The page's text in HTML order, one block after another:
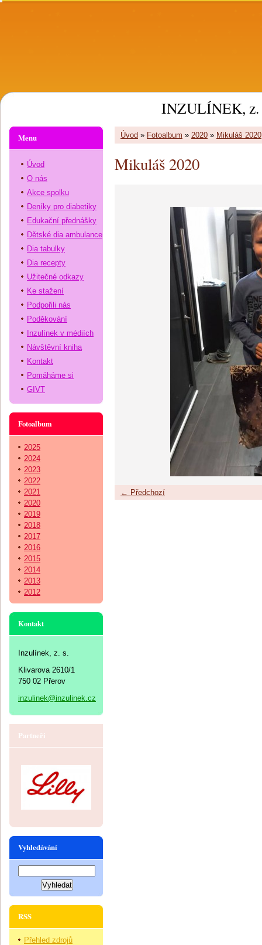
INZULÍNEK, z.
Úvod » Fotoalbum » 2020 » Mikuláš 2020
Mikuláš 2020
← Předchozí
Menu
Úvod
O nás
Akce spolku
Deníky pro diabetiky
Edukační přednášky
Dětské dia ambulance
Dia tabulky
Dia recepty
Užitečné odkazy
Ke stažení
Podpořili nás
Poděkování
Inzulínek v médiích
Návštěvní kniha
Kontakt
Pomáháme si
GIVT
Fotoalbum
2025
2024
2023
2022
2021
2020
2019
2018
2017
2016
2015
2014
2013
2012
Kontakt
Inzulínek, z. s.
Klivarova 2610/1
750 02 Přerov
inzulinek@inzulinek.cz
Partneři
Vyhledávání
RSS
Přehled zdrojů